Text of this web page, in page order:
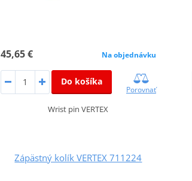
45,65 € Na objednávku
Do košíka
Porovnať
Wrist pin VERTEX
Zápästný kolík VERTEX 711224